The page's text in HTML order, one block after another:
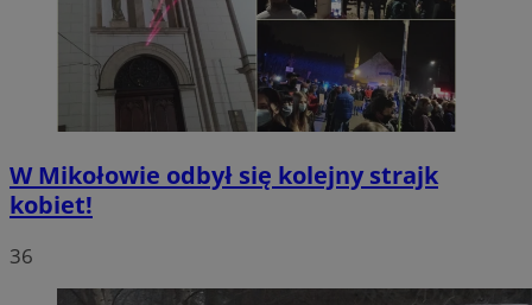
W Mikołowie odbył się kolejny strajk
kobiet!
36